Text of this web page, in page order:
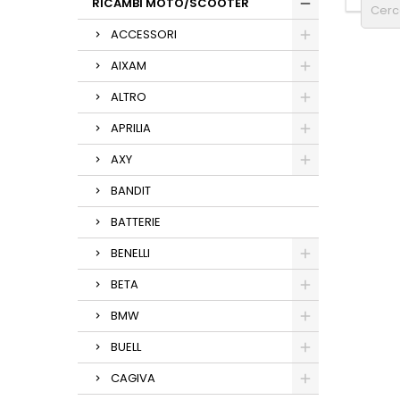
ACCESSORI
AIXAM
ALTRO
APRILIA
AXY
BANDIT
BATTERIE
BENELLI
BETA
BMW
BUELL
CAGIVA